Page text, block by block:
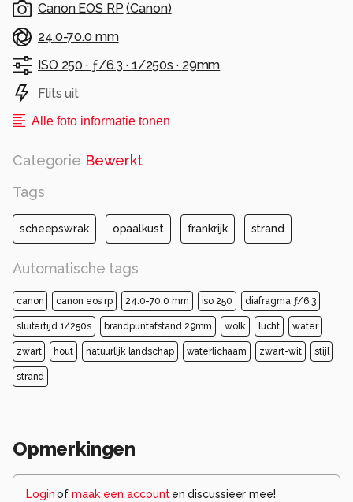
Canon EOS RP (Canon)
24.0-70.0 mm
ISO 250 · ƒ/6.3 · 1/250s · 29mm
Flits uit
Alle foto informatie tonen
Categorie Bewerkt
Tags
scheepswrak opaalkust frankrijk strand
Automatische tags
canon canon eos rp 24.0-70.0 mm iso 250 diafragma ƒ/6.3
sluitertijd 1/250s brandpuntafstand 29mm wolk lucht water
zwart hout natuurlijk landschap waterlichaam zwart-wit stijl
strand
Opmerkingen
Loginof maak een account en discussieer mee!